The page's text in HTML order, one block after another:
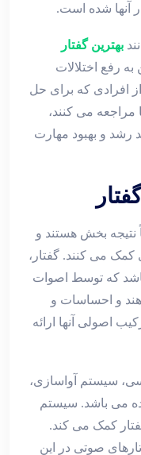
آنها شده است.
بهترین گفتار
به رفع اختلالات
افرادی که برای حل
مراجعه می کنند،
رشد و بهبود مهارت
نتیجه بخش هستند و
کمک می کنند. گفتار،
که توسط اصوات
و احساسات و
اصولی آنها ارائه
سیستم آواسازی،
می باشد. سیستم
کمک می کند.
صوتی در این